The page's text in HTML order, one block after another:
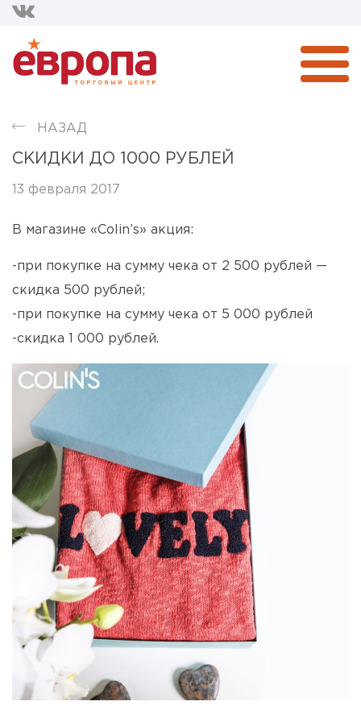
НАЗАД
СКИДКИ ДО 1000 РУБЛЕЙ
13 февраля 2017
В магазине «Colin’s» акция:
-при покупке на сумму чека от 2 500 рублей —
скидка 500 рублей;
-при покупке на сумму чека от 5 000 рублей
-скидка 1 000 рублей.